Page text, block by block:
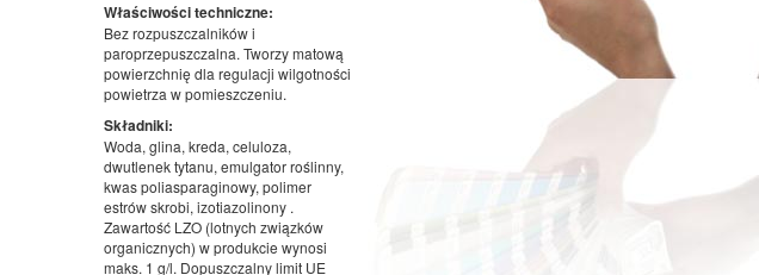
Właściwości techniczne:
Bez rozpuszczalników i
paroprzepuszczalna. Tworzy matową
powierzchnię dla regulacji wilgotności
powietrza w pomieszczeniu.
Składniki:
Woda, glina, kreda, celuloza,
dwutlenek tytanu, emulgator roślinny,
kwas poliasparaginowy, polimer
estrów skrobi, izotiazolinony .
Zawartość LZO (lotnych związków
organicznych) w produkcie wynosi
maks. 1 g/l. Dopuszczalny limit UE